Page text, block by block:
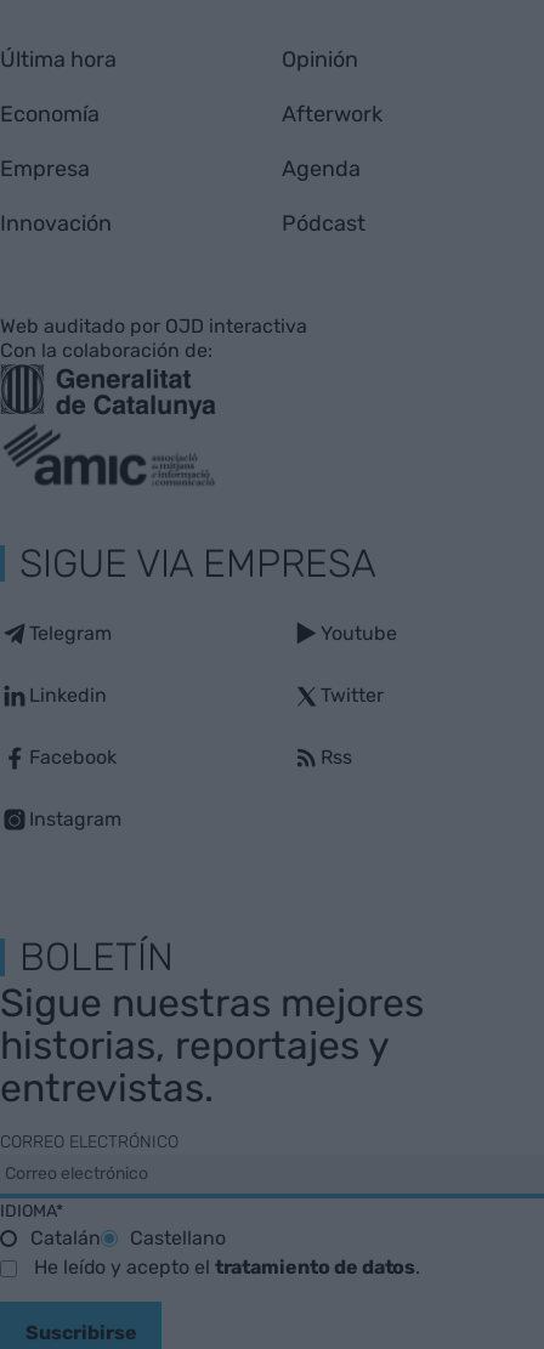
Última hora
Economía
Empresa
Innovación
Opinión
Afterwork
Agenda
Pódcast
Web auditado por OJD interactiva
Con la colaboración de:
SIGUE VIA EMPRESA
Telegram
Linkedin
Facebook
Instagram
Youtube
Twitter
Rss
BOLETÍN
Sigue nuestras mejores
historias, reportajes y
entrevistas.
CORREO ELECTRÓNICO
IDIOMA*
Catalán
Castellano
He leído y acepto el tratamiento de datos.
Suscribirse